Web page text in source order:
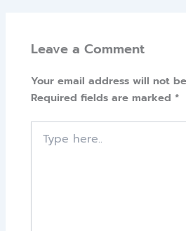
Leave a Comment
Your email address will not
Required fields are marked*
Type
here..